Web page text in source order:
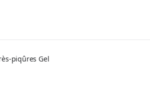
piqûres Gel